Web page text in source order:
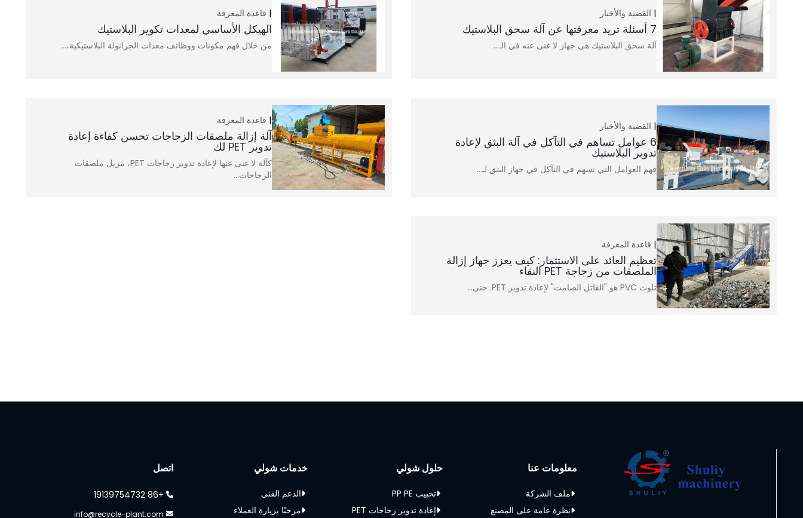
القضية والأخبار
7 أسئلة تريد معرفتها عن آلة سحق البلاستيك
آلة سحق البلاستيك هي جهاز لا غنى عنه في الـ…
قاعدة المعرفة
الهيكل الأساسي لمعدات تكوير البلاستيك
من خلال فهم مكونات ووظائف معدات الجرانولة البلاستيكية،…
القضية والأخبار
6 عوامل تساهم في التآكل في آلة البثق لإعادة
تدوير البلاستيك
فهم العوامل التي تسهم في التآكل في جهاز البثق لـ...
قاعدة المعرفة
آلة إزالة ملصقات الزجاجات تحسن كفاءة إعادة
تدوير PET لك
كآلة لا غنى عنها لإعادة تدوير زجاجات PET، مزيل ملصقات
الزجاجات...
قاعدة المعرفة
تعظيم العائد على الاستثمار: كيف يعزز جهاز إزالة
الملصقات من زجاجة PET النقاء
تلوث PVC هو "القاتل الصامت" لإعادة تدوير PET. حتى…
معلومات عنا
ملف الشركة
نظرة عامة على المصنع
حلول شولي
تحبيب PP PE
إعادة تدوير زجاجات PET
خدمات شولي
الدعم الفني
مرحبًا بزيارة العملاء
اتصل
+86 19139754732
info@recycle-plant.com